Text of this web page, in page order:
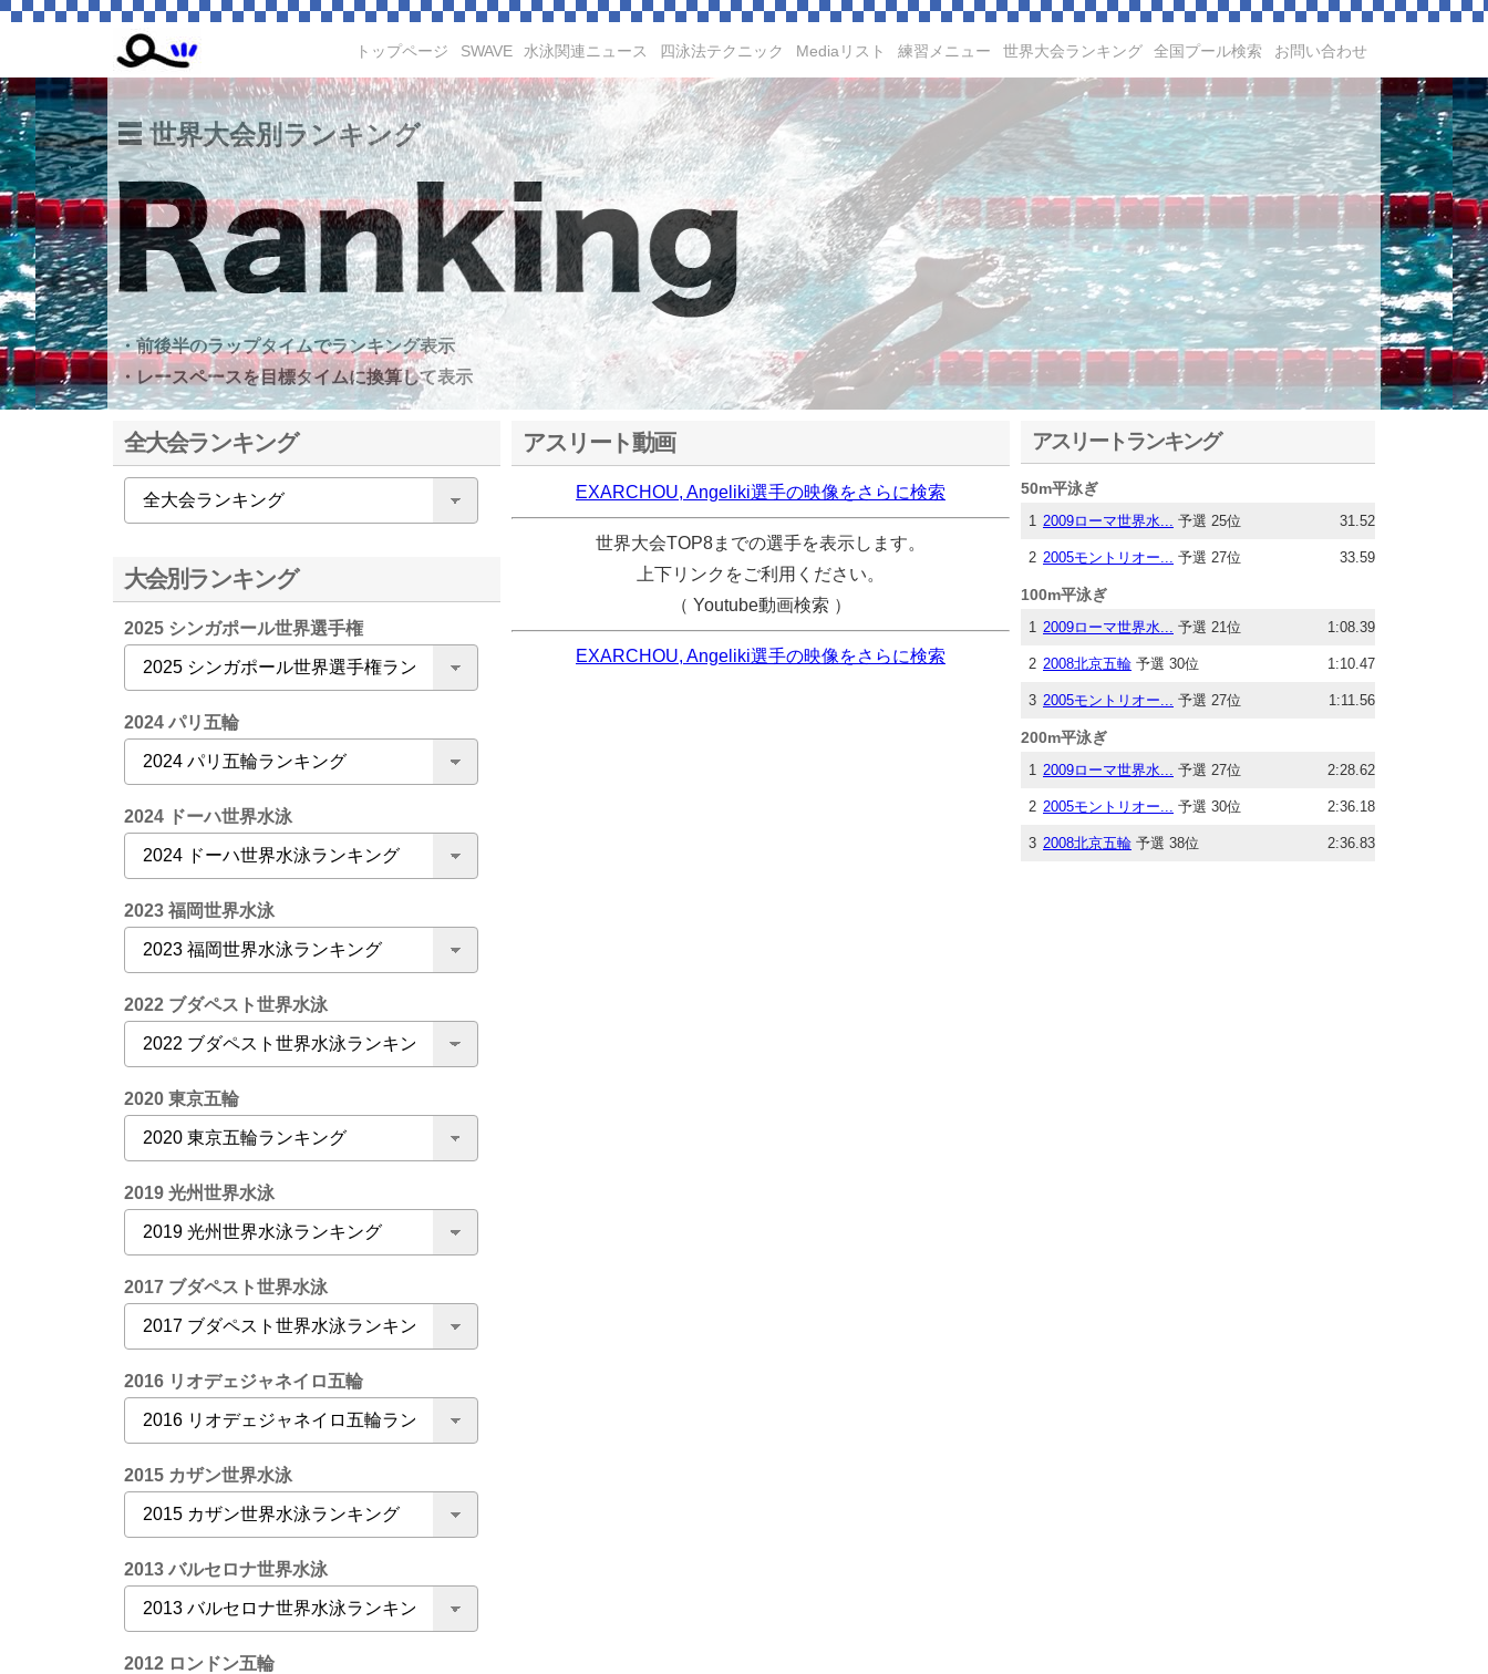
トップページ SWAVE 水泳関連ニュース 四泳法テクニック Mediaリスト 練習メニュー 世界大会ランキング 全国プール検索 お問い合わせ
世界大会別ランキング
・前後半のラップタイムでランキング表示
・レースペースを目標タイムに換算して表示
全大会ランキング
大会別ランキング
2025 シンガポール世界選手権
2024 パリ五輪
2024 ドーハ世界水泳
2023 福岡世界水泳
2022 ブダペスト世界水泳
2020 東京五輪
2019 光州世界水泳
2017 ブダペスト世界水泳
2016 リオデェジャネイロ五輪
2015 カザン世界水泳
2013 バルセロナ世界水泳
2012 ロンドン五輪
アスリート動画
EXARCHOU, Angeliki選手の映像をさらに検索
世界大会TOP8までの選手を表示します。
上下リンクをご利用ください。
（ Youtube動画検索 ）
EXARCHOU, Angeliki選手の映像をさらに検索
アスリートランキング
50m平泳ぎ
1 2009ローマ世界水... 予選 25位 31.52
2 2005モントリオー... 予選 27位 33.59
100m平泳ぎ
1 2009ローマ世界水... 予選 21位 1:08.39
2 2008北京五輪 予選 30位 1:10.47
3 2005モントリオー... 予選 27位 1:11.56
200m平泳ぎ
1 2009ローマ世界水... 予選 27位 2:28.62
2 2005モントリオー... 予選 30位 2:36.18
3 2008北京五輪 予選 38位 2:36.83